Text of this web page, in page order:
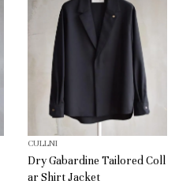
CULLNI
Dry Gabardine Tailored Coll
ar Shirt Jacket